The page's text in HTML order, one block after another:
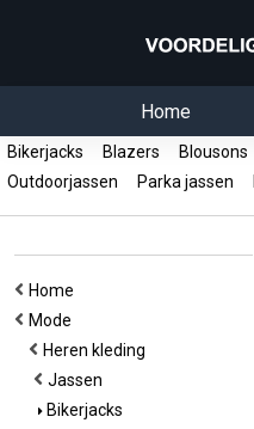
Home
Bikerjacks Blazers Blousons
Outdoorjassen
Parka jassen
Home
Mode
Heren kleding
Jassen
Bikerjacks